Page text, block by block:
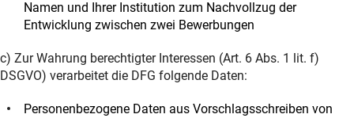
Namen und Ihrer Institution zum Nachvollzug der
Entwicklung zwischen zwei Bewerbungen
c) Zur Wahrung berechtigter Interessen (Art. 6 Abs. 1 lit. f)
DSGVO) verarbeitet die DFG folgende Daten:
Personenbezogene Daten aus Vorschlagsschreiben von